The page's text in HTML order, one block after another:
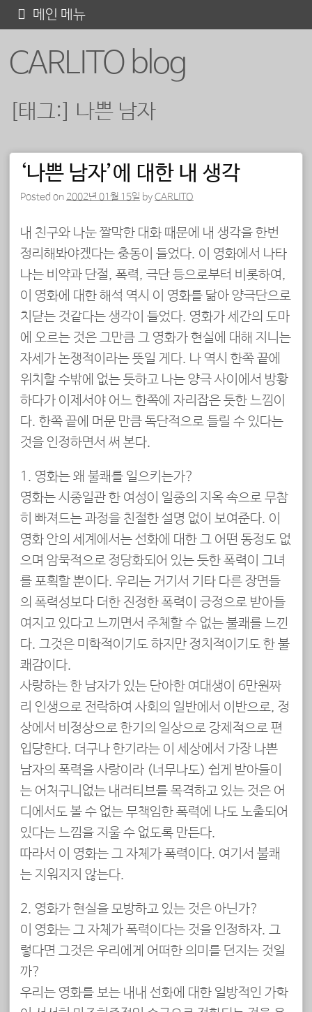
CARLITO blog
메인 메뉴
텐
[태그:] 나쁜 남자
포스트 내비게이션
‘나쁜 남자’에 대한 내 생각
Posted on 2002년 01월 15일 byCARLITO
내 친구와 나눈 짤막한 대화 때문에 내 생각을 한번
정리해봐야겠다는 충동이 들었다. 이 영화에서 나타
나는 비약과 단절, 폭력, 극단 등으로부터 비롯하여,
이 영화에 대한 해석 역시 이 영화를 닮아 양극단으로
치닫는 것같다는 생각이 들었다. 영화가 세간의 도마
에 오르는 것은 그만큼 그 영화가 현실에 대해 지니는
자세가 논쟁적이라는 뜻일 게다. 나 역시 한쪽 끝에
위치할 수밖에 없는 듯하고 나는 양극 사이에서 방황
하다가 이제서야 어느 한쪽에 자리잡은 듯한 느낌이
다. 한쪽 끝에 머문 만큼 독단적으로 들릴 수 있다는
것을 인정하면서 써 본다.
1. 영화는 왜 불쾌를 일으키는가?
영화는 시종일관 한 여성이 일종의 지옥 속으로 무참
히 빠져드는 과정을 친절한 설명 없이 보여준다. 이
영화 안의 세계에서는 선화에 대한 그 어떤 동정도 없
으며 암묵적으로 정당화되어 있는 듯한 폭력이 그녀
를 포획할 뿐이다. 우리는 거기서 기타 다른 장면들
의 폭력성보다 더한 진정한 폭력이 긍정으로 받아들
여지고 있다고 느끼면서 주체할 수 없는 불쾌를 느낀
다. 그것은 미학적이기도 하지만 정치적이기도 한 불
쾌감이다.
사랑하는 한 남자가 있는 단아한 여대생이 6만원짜
리 인생으로 전락하여 사회의 일반에서 이반으로, 정
상에서 비정상으로 한기의 일상으로 강제적으로 편
입당한다. 더구나 한기라는 이 세상에서 가장 나쁜
남자의 폭력을 사랑이라 (너무나도) 쉽게 받아들이
는 어처구니없는 내러티브를 목격하고 있는 것은 어
디에서도 볼 수 없는 무책임한 폭력에 나도 노출되어
있다는 느낌을 지울 수 없도록 만든다.
따라서 이 영화는 그 자체가 폭력이다. 여기서 불쾌
는 지워지지 않는다.
2. 영화가 현실을 모방하고 있는 것은 아닌가?
이 영화는 그 자체가 폭력이다는 것을 인정하자. 그
렇다면 그것은 우리에게 어떠한 의미를 던지는 것일
까?
우리는 영화를 보는 내내 선화에 대한 일방적인 가학